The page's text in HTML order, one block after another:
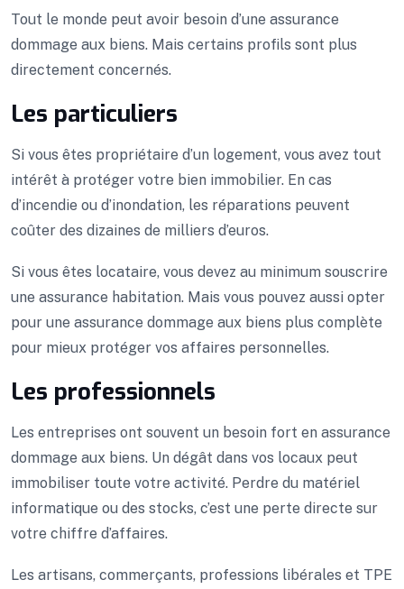
Tout le monde peut avoir besoin d’une assurance
dommage aux biens. Mais certains profils sont plus
directement concernés.
Les particuliers
Si vous êtes propriétaire d’un logement, vous avez tout
intérêt à protéger votre bien immobilier. En cas
d’incendie ou d’inondation, les réparations peuvent
coûter des dizaines de milliers d’euros.
Si vous êtes locataire, vous devez au minimum souscrire
une assurance habitation. Mais vous pouvez aussi opter
pour une assurance dommage aux biens plus complète
pour mieux protéger vos affaires personnelles.
Les professionnels
Les entreprises ont souvent un besoin fort en assurance
dommage aux biens. Un dégât dans vos locaux peut
immobiliser toute votre activité. Perdre du matériel
informatique ou des stocks, c’est une perte directe sur
votre chiffre d’affaires.
Les artisans, commerçants, professions libérales et TPE